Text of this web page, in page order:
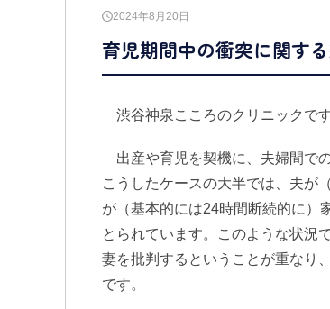
2024年8月20日
育児期間中の衝突に関す
渋谷神泉こころのクリニックです
出産や育児を契機に、夫婦間で
こうしたケースの大半では、夫が
が（基本的には24時間断続的に）
とられています。このような状況
妻を批判するということが重なり
です。